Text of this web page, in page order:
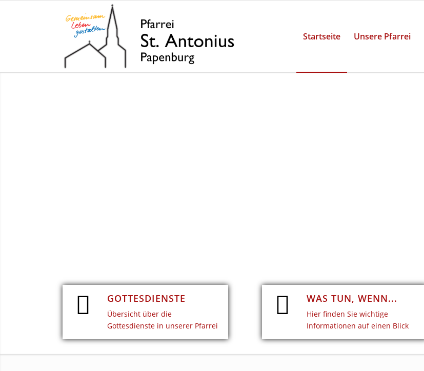
Startseite Unsere Pfarrei
GOTTESDIENSTE
Übersicht über die
Gottesdienste in unserer Pfarrei
WAS TUN, WENN...
Hier finden Sie wichtige
Informationen auf einen Blick